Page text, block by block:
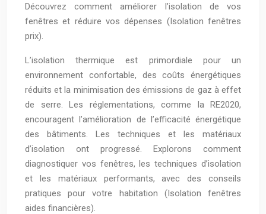
Découvrez comment améliorer l’isolation de vos
fenêtres et réduire vos dépenses (Isolation fenêtres
prix).
L’isolation thermique est primordiale pour un
environnement confortable, des coûts énergétiques
réduits et la minimisation des émissions de gaz à effet
de serre. Les réglementations, comme la RE2020,
encouragent l’amélioration de l’efficacité énergétique
des bâtiments. Les techniques et les matériaux
d’isolation ont progressé. Explorons comment
diagnostiquer vos fenêtres, les techniques d’isolation
et les matériaux performants, avec des conseils
pratiques pour votre habitation (Isolation fenêtres
aides financières).